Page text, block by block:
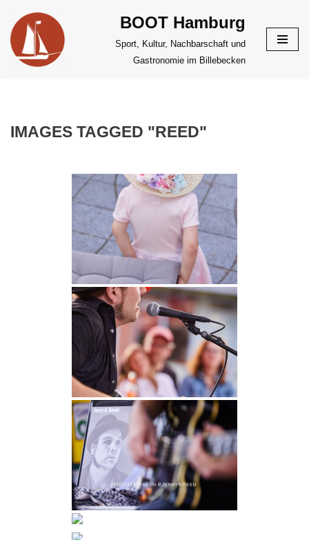
Zum
Inhalt
springen
BOOT Hamburg
Sport, Kultur, Nachbarschaft und
Gastronomie im Billebecken
IMAGES TAGGED "REED"